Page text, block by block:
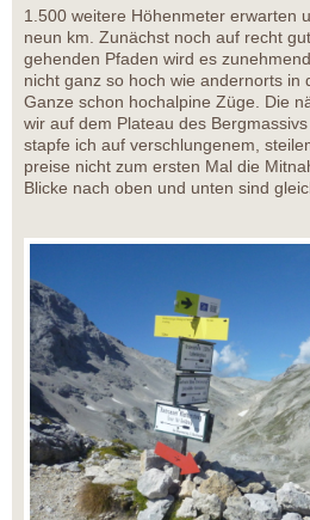
1.500 weitere Höhenmeter erwarten
neun km. Zunächst noch auf recht
gehenden Pfaden wird es
nicht ganz so hoch wie andernorts in
Ganze schon hochalpine Züge. Die
wir auf dem Plateau des
stapfe ich auf verschlungenem,
preise nicht zum ersten Mal die
Blicke nach oben und unten sind